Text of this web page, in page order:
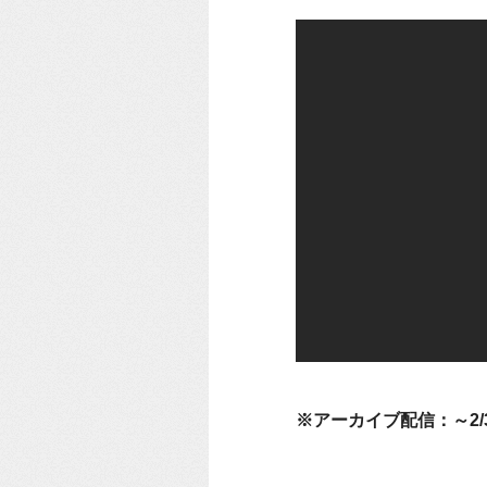
※アーカイブ配信：～2/